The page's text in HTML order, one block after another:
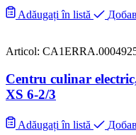
Adăugați în listă
Articol:
Centru culinar
XS 6-2/3
Adăugați în listă